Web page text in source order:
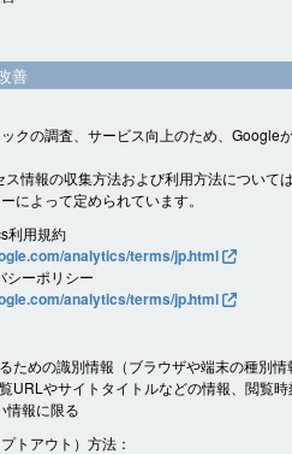
善
クの調査、サービス向上のため、Google
情報の収集方法および利用方法について
によって定められています。
利用規約
analytics/terms/jp.html
シーポリシー
analytics/terms/jp.html
ための識別情報（ブラウザや端末の種別情
URLやサイトタイトルなどの情報、閲覧時
情報に限る
トアウト）方法：